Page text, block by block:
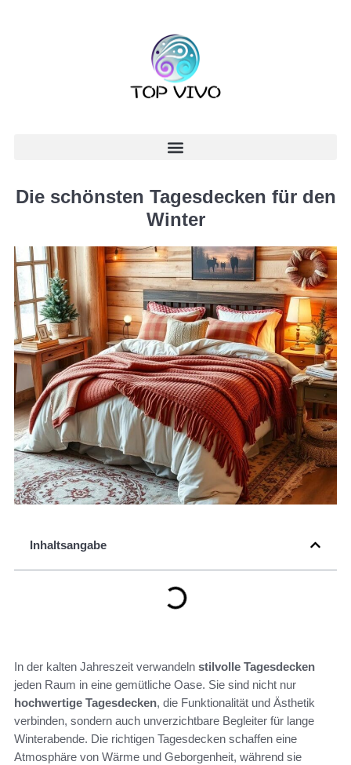
Die schönsten Tagesdecken für den
Winter
Inhaltsangabe
In der kalten Jahreszeit verwandeln stilvolle Tagesdecken
jeden Raum in eine gemütliche Oase. Sie sind nicht nur
hochwertige Tagesdecken, die Funktionalität und Ästhetik
verbinden, sondern auch unverzichtbare Begleiter für lange
Winterabende. Die richtigen Tagesdecken schaffen eine
Atmosphäre von Wärme und Geborgenheit, während sie